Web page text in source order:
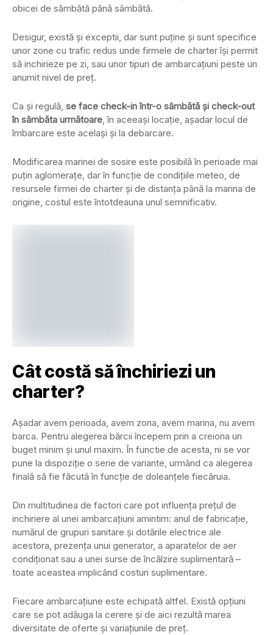
obicei de sâmbătă până sâmbătă.
Desigur, există și exceptii, dar sunt puține și sunt specifice
unor zone cu trafic redus unde firmele de charter își permit
să inchirieze pe zi, sau unor tipuri de ambarcațiuni peste un
anumit nivel de preț.
Ca și regulă, se face check-in într-o sâmbătă și check-out
în sâmbăta următoare, în aceeași locație, așadar locul de
îmbarcare este același și la debarcare.
Modificarea marinei de sosire este posibilă în perioade mai
puțin aglomerațe, dar în funcție de condițiile meteo, de
resursele firmei de charter și de distanța până la marina de
origine, costul este întotdeauna unul semnificativ.
Cât costă să închiriezi un
charter?
Așadar avem perioada, avem zona, avem marina, nu avem
barca. Pentru alegerea bărcii începem prin a creiona un
buget minim și unul maxim. În functie de acesta, ni se vor
pune la dispoziție o serie de variante, urmând ca alegerea
finală să fie făcută în funcție de doleanțele fiecăruia.
Din multitudinea de factori care pot influența prețul de
inchiriere al unei ambarcațiuni amintim: anul de fabricație,
numărul de grupuri sanitare și dotările electrice ale
acestora, prezența unui generator, a aparatelor de aer
condiționat sau a unei surse de încălzire suplimentară –
toate aceastea implicând costuri suplimentare.
Fiecare ambarcațiune este echipată altfel. Există opțiuni
care se pot adăuga la cerere și de aici rezultă marea
diversitate de oferte și variațiunile de preț.